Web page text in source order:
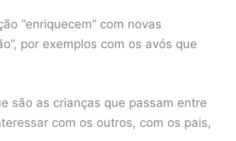
“enriquecem” com novas
por exemplos com os avós que
são as crianças que passam entre
com os outros, com os pais,